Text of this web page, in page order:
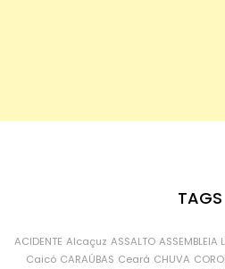
TAGS
ACIDENTE Alcaçuz ASSALTO ASSEMBLEIA
Caicó CARAÚBAS Ceará CHUVA